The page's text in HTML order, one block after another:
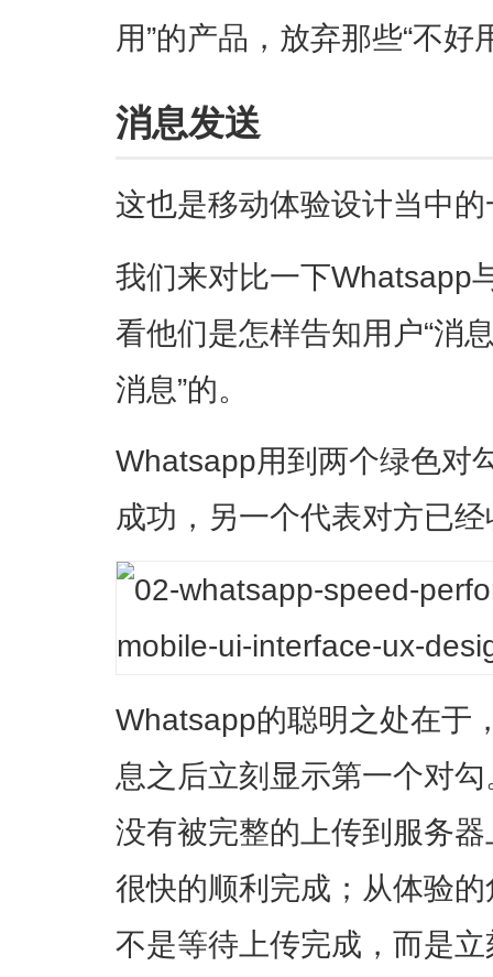
用”的产品，放弃那些“不好
消息发送
这也是移动体验设计当中的
我们来对比一下Whatsapp
看他们是怎样告知用户“消
消息”的。
Whatsapp用到两个绿色对
成功，另一个代表对方已
Whatsapp的聪明之处在于
息之后立刻显示第一个对
没有被完整的上传到服务
很快的顺利完成；从体验
不是等待上传完成，而是